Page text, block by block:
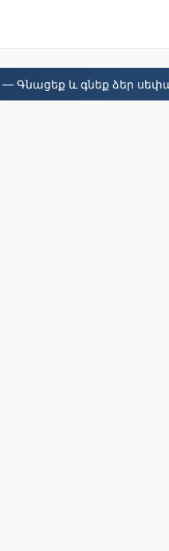
— Գնացեք և գնեք ձեր